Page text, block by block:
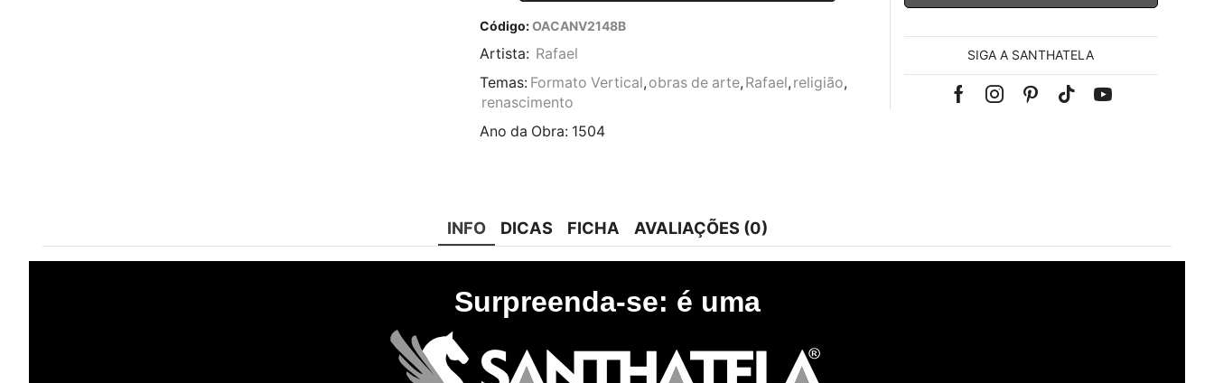
Código:OACANV2148B
Artista: Rafael
Temas: Formato Vertical, obras de arte, Rafael, religião,
renascimento
Ano da Obra: 1504
SIGA A SANTHATELA
FacebookInstagramPinterest
Tik-Youtube
INFO DICAS FICHA AVALIAÇÕES (0)
Surpreenda-se: é uma